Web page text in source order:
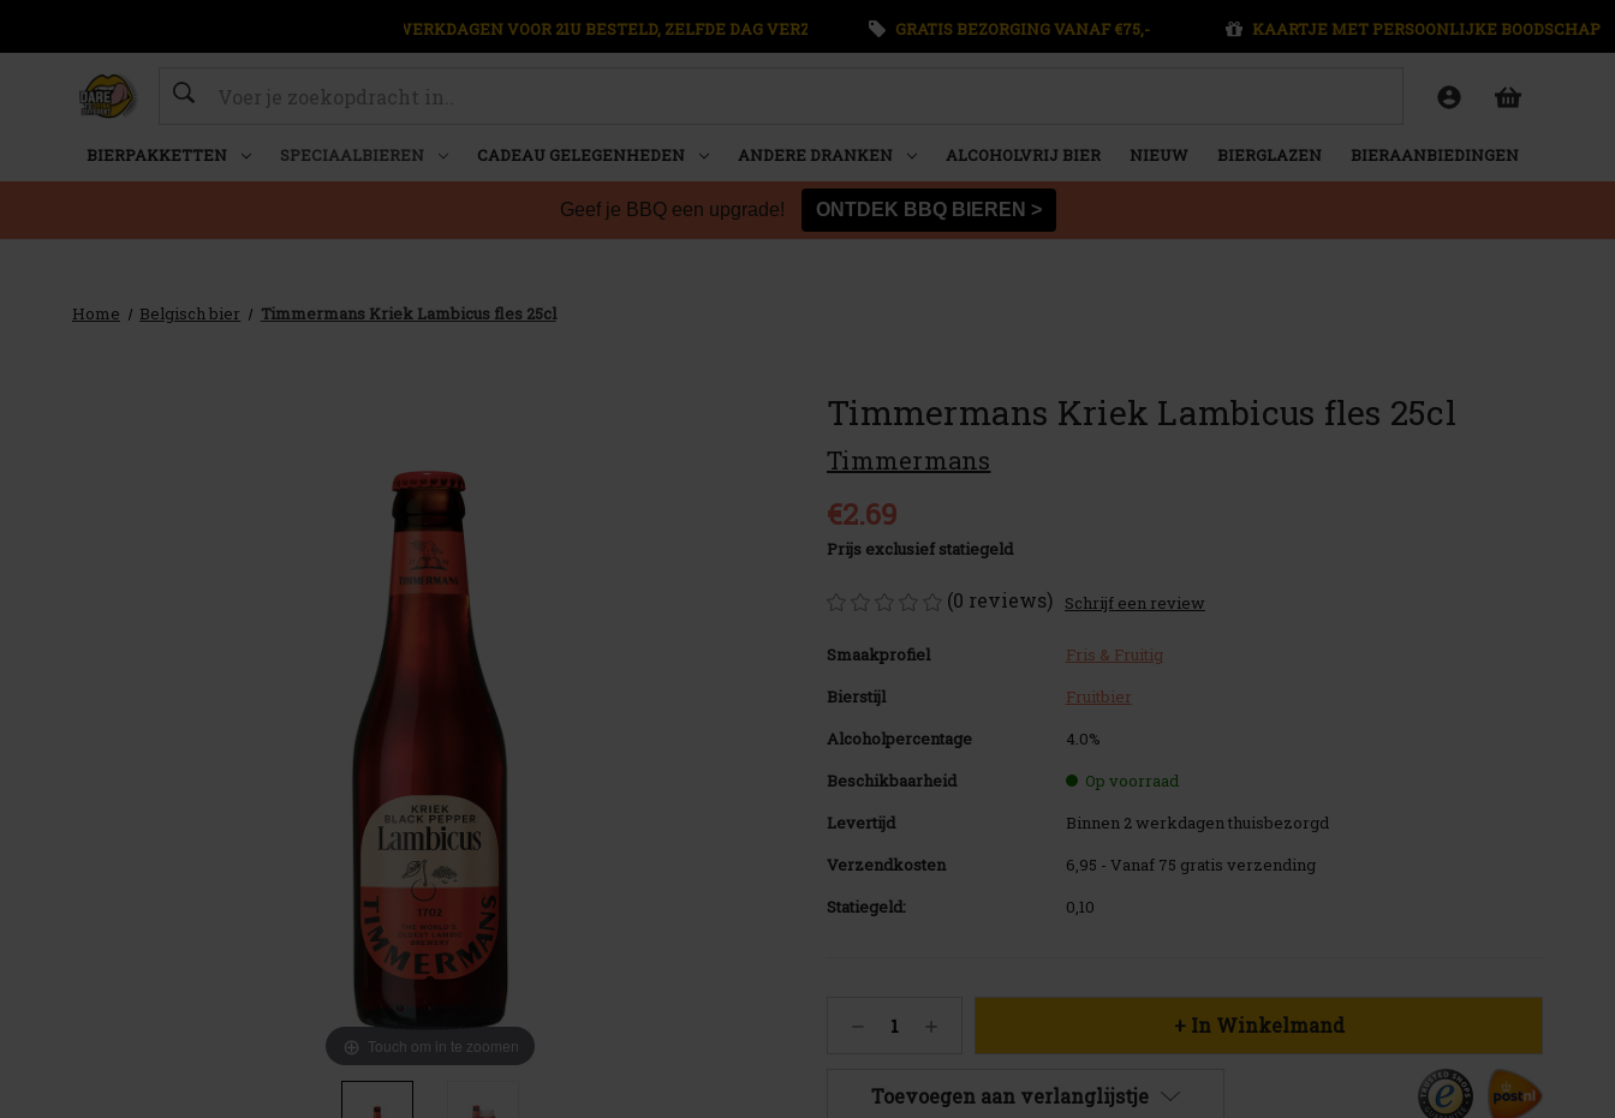
OP WERKDAGEN VOOR 21U BESTELD, ZELFDE DAG VERZONDEN GRATIS BEZORGING VANAF €75,- KAARTJE MET PERSOONLIJKE BOODSCHAP
Zoeken
BIERPAKKETTEN SPECIAALBIEREN CADEAU GELEGENHEDEN ANDERE DRANKEN ALCOHOLVRIJ BIER NIEUW BIERGLAZEN BIERAANBIEDINGEN
Geef je BBQ een upgrade! ONTDEK BBQ BIEREN >
Home Belgisch bier Timmermans Kriek Lambicus fles 25cl
Touch om in te zoomen
Timmermans Kriek Lambicus fles 25cl
Timmermans
€2.69
Prijs exclusief statiegeld
(0 reviews) Schrijf een review
Smaakprofiel
Fris & Fruitig
Bierstijl
Fruitbier
Alcoholpercentage
4.0%
Beschikbaarheid
Op voorraad
Levertijd
Binnen 2 werkdagen thuisbezorgd
Verzendkosten
6,95 - Vanaf 75 gratis verzending
Statiegeld:
0,10
voorraad:
Hoeveelheid
Timmermans
Kriek
Hoeveelheid
Kriek
Toevoegen aan verlanglijstje